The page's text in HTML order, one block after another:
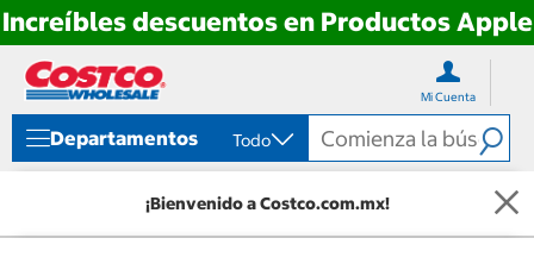
Increíbles descuentos en Productos Apple
directo
contenido
directo
menú
navegación
Mi Cuenta
Departamentos Todo
¡Bienvenido a Costco.com.mx!